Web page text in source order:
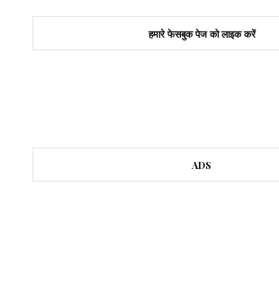
हमारे फेसबुक पेज को लाइक करें
ADS